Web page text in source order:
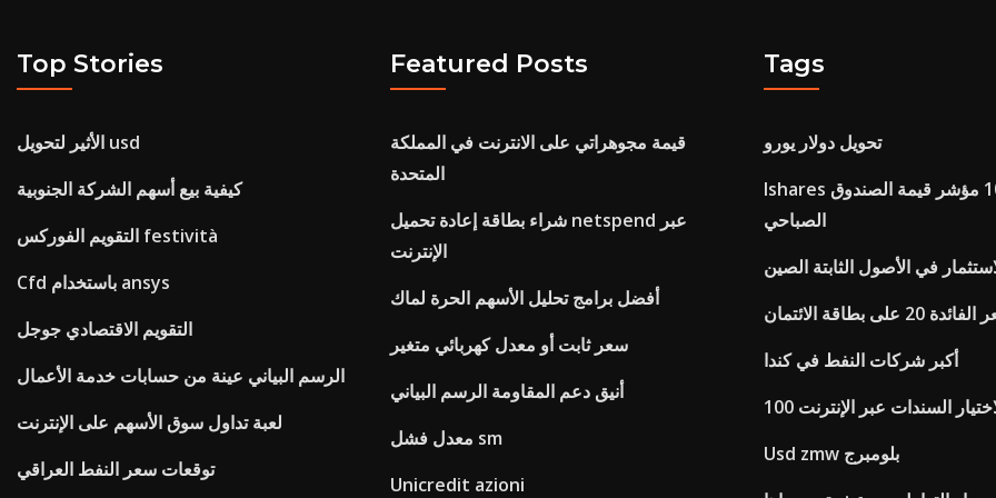
Top Stories
الأثير لتحويل usd
كيفية بيع أسهم الشركة الجنوبية
التقويم الفوركس festività
Cfd باستخدام ansys
التقويم الاقتصادي جوجل
الرسم البياني عينة من حسابات خدمة الأعمال
لعبة تداول سوق الأسهم على الإنترنت
توقعات سعر النفط العراقي
Featured Posts
قيمة مجوهراتي على الانترنت في المملكة
المتحدة
شراء بطاقة إعادة تحميل netspend عبر
الإنترنت
أفضل برامج تحليل الأسهم الحرة لماك
سعر ثابت أو معدل كهربائي متغير
أنيق دعم المقاومة الرسم البياني
معدل فشل sm
Unicredit azioni
Tags
تحويل دولار يورو
Ishares راسيل 1000 مؤشر قيمة الصندوق
الصباحي
في الأصول الثابتة الصين
20 على بطاقة الائتمان
أكبر شركات النفط في كندا
السندات عبر الإنترنت 100
Usd zmw بلومبرج